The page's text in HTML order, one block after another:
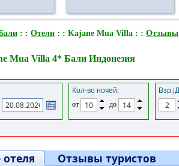
: : Отели : : Kajane Mua Villa : : Отзывы
Mua Villa 4* Бали Индонезия
Кол-во ночей:
от
до
Отзывы туристов